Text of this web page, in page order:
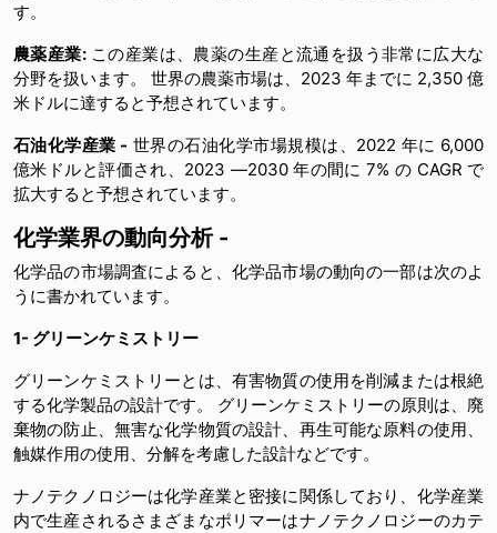
す。
農薬産業:この産業は、農薬の生産と流通を扱う非常に広大な
分野を扱います。 世界の農薬市場は、2023 年までに 2,350 億
米ドルに達すると予想されています。
石油化学産業 - 世界の石油化学市場規模は、2022 年に 6,000
億米ドルと評価され、2023 ―2030 年の間に 7% の CAGR で
拡大すると予想されています。
化学業界の動向分析 -
化学品の市場調査によると、化学品市場の動向の一部は次のよ
うに書かれています。
1- グリーンケミストリー
グリーンケミストリーとは、有害物質の使用を削減または根絶
する化学製品の設計です。 グリーンケミストリーの原則は、廃
棄物の防止、無害な化学物質の設計、再生可能な原料の使用、
触媒作用の使用、分解を考慮した設計などです。
ナノテクノロジーは化学産業と密接に関係しており、化学産業
内で生産されるさまざまなポリマーはナノテクノロジーのカテ